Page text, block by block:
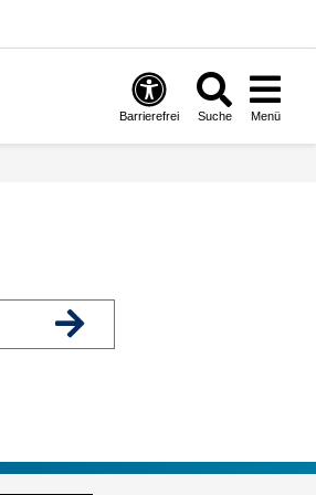
Barrierefrei Suche Menü